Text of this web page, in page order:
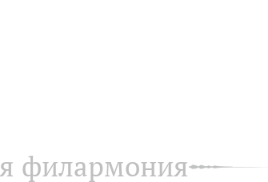
филармония